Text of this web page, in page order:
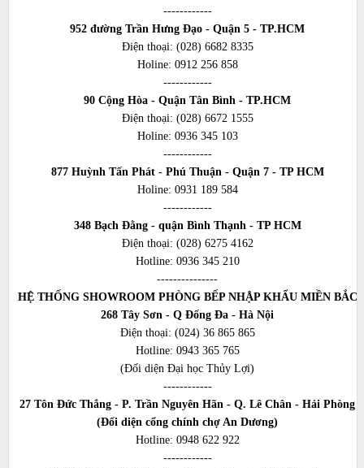
------------
952 đường Trần Hưng Đạo - Quận 5 - TP.HCM
Điện thoại: (028) 6682 8335
Holine: 0912 256 858
------------
90 Cộng Hòa - Quận Tân Bình - TP.HCM
Điện thoại: (028) 6672 1555
Holine: 0936 345 103
------------
877 Huỳnh Tấn Phát - Phú Thuận - Quận 7 - TP HCM
Holine: 0931 189 584
------------
348 Bạch Đằng - quận Bình Thạnh - TP HCM
Điện thoại: (028) 6275 4162
Hotline: 0936 345 210
---------------
HỆ THỐNG SHOWROOM PHÒNG BẾP NHẬP KHẨU MIỀN BẮC
268 Tây Sơn - Q Đống Đa - Hà Nội
Điện thoại: (024) 36 865 865
Hotline: 0943 365 765
(Đối diện Đại học Thủy Lợi)
------------
27 Tôn Đức Thắng - P. Trần Nguyên Hãn - Q. Lê Chân - Hải Phòng
(Đối diện cổng chính chợ An Dương)
Hotline: 0948 622 922
------------